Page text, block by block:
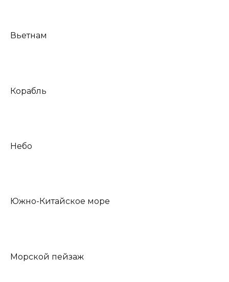
Вьетнам
Корабль
Небо
Южно-Китайское море
Морской пейзаж